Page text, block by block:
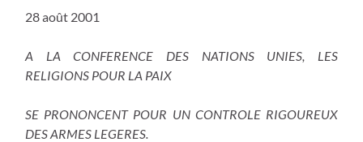
28 août 2001
A LA CONFERENCE DES NATIONS UNIES, LES
RELIGIONS POUR LA PAIX
SE PRONONCENT POUR UN CONTROLE RIGOUREUX
DES ARMES LEGERES.